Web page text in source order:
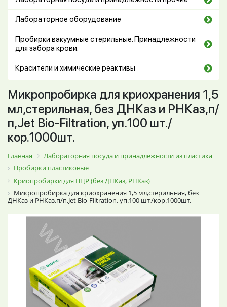
Лабораторное оборудование
Пробирки вакуумные стерильные. Принадлежности
для забора крови.
Красители и химические реактивы
Микропробирка для криохранения 1,5
мл,стерильная, без ДНКаз и РНКаз,п/
п,Jet Bio-Filtration, уп.100 шт./
кор.1000шт.
Главная
Лабораторная посуда и принадлежности из пластика
Пробирки пластиковые
Криопробирки для ПЦР (без ДНКаз, РНКаз)
Микропробирка для криохранения 1,5 мл,стерильная, без
ДНКаз и РНКаз,п/п,Jet Bio-Filtration, уп.100 шт./кор.1000шт.